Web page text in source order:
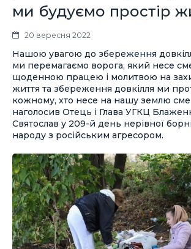
ми будуємо простір
20 вересня 2022
Нашою увагою до збереження
ми перемагаємо ворога, який несе
щоденною працею і молитвою на
життя та збереження довкілля ми
кожному, хто несе на нашу землю
наголосив Отець і Глава УГКЦ
Святослав у 209-й день нерівної
народу з російським агресором.